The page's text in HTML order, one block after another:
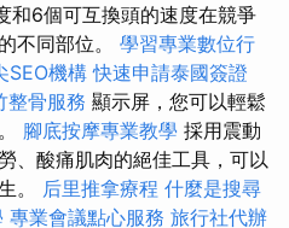
和6個可互換頭的速度在競爭
不同部位。 學習專業數位行
SEO機構 快速申請泰國簽證
整骨服務 顯示屏，您可以輕鬆
腳底按摩專業教學 採用震動
、酸痛肌肉的絕佳工具，可以
。 后里推拿療程 什麼是搜尋
專業會議點心服務 旅行社代辦